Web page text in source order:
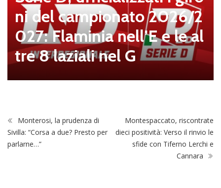
ni del campionato 2026/2
027: Flaminia nell’E e le al
tre 8 laziali nel G
Monterosi, la prudenza di
Sivilla: “Corsa a due? Presto per
parlarne…”
Montespaccato, riscontrate
dieci positività: Verso il rinvio le
sfide con Tiferno Lerchi e
Cannara